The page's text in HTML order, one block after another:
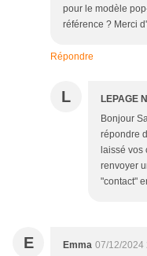
pour le modèle
référence ? Merci
Répondre
L LEPAGE
Bonjour
répondre
laissé vos
renvoyer
"contact"
E Emma 07/12/2024